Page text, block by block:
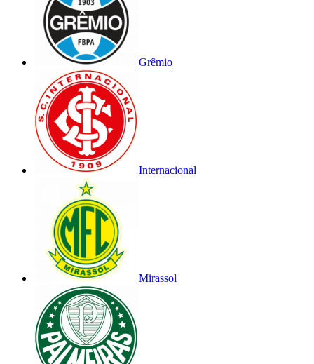
Grêmio
Internacional
Mirassol